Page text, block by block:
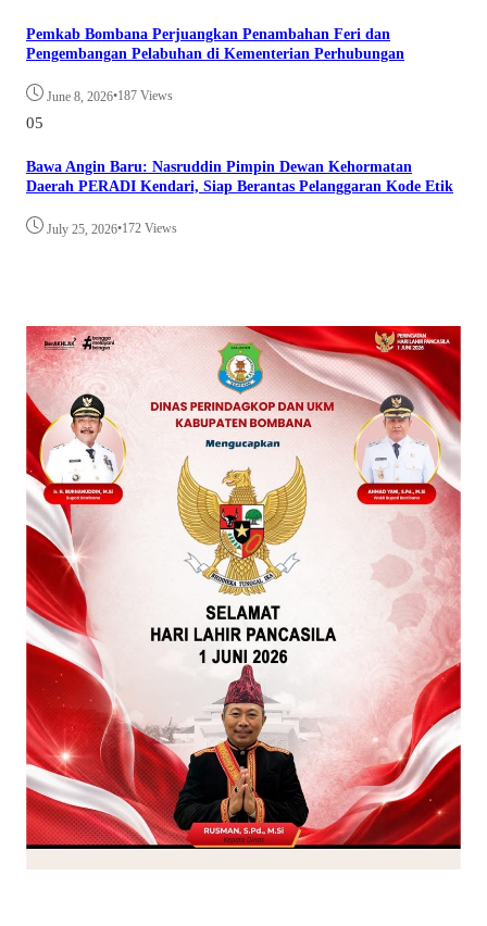
Pemkab Bombana Perjuangkan Penambahan Feri dan
Pengembangan Pelabuhan di Kementerian Perhubungan
June 8, 2026•187 Views
05
Bawa Angin Baru: Nasruddin Pimpin Dewan Kehormatan
Daerah PERADI Kendari, Siap Berantas Pelanggaran Kode Etik
July 25, 2026•172 Views